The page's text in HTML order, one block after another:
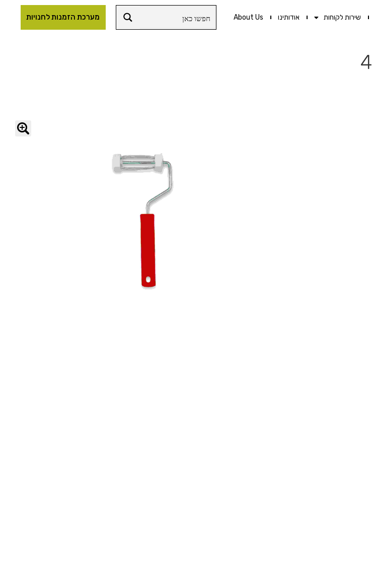
שירות לקוחות אודותינו About Us מערכת הזמנות לחנויות